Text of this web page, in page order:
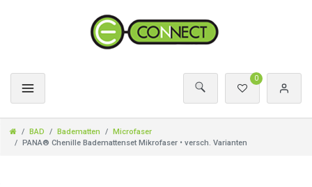
0
BAD Badematten
Microfaser
PANA® Chenille Bademattenset Mikrofaser • versch. Varianten